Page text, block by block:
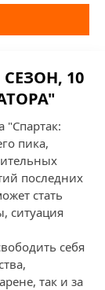
10
"Спартак:
пика,
последних
стать
ситуация
себя
так и за